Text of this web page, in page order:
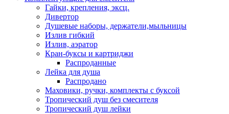
Гайки, крепления, эксц.
Дивертор
Душевые наборы, держатели,мыльницы
Излив гибкий
Излив, аэратор
Кран-буксы и картриджи
Распроданные
Лейка для душа
Распродано
Маховики, ручки, комплекты с буксой
Тропический душ без смесителя
Тропический душ лейки